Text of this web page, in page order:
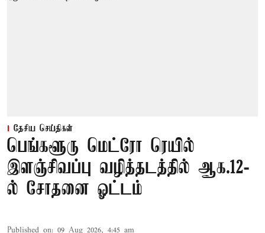
தேசிய செய்திகள்
பெங்களூரு மெட்ரோ ரெயில்
இளஞ்சிவப்பு வழித்தடத்தில் ஆக.12-
ல் சோதனை ஓட்டம்
Published on: 09 Aug 2026, 4:45 am